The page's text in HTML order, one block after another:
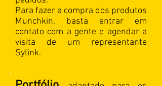
Para fazer a compra dos produtos
Munchkin, basta entrar em
contato com a gente e agendar a
visita de um representante
Sylink.